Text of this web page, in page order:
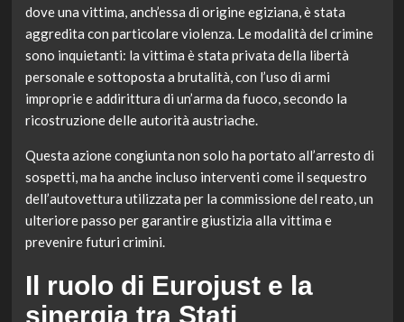
dove una vittima, anch’essa di origine egiziana, è stata
aggredita con particolare violenza. Le modalità del crimine
sono inquietanti: la vittima è stata privata della libertà
personale e sottoposta a brutalità, con l’uso di armi
improprie e addirittura di un’arma da fuoco, secondo la
ricostruzione delle autorità austriache.
Questa azione congiunta non solo ha portato all’arresto di
sospetti, ma ha anche incluso interventi come il sequestro
dell’autovettura utilizzata per la commissione del reato, un
ulteriore passo per garantire giustizia alla vittima e
prevenire futuri crimini.
Il ruolo di Eurojust e la
sinergia tra Stati